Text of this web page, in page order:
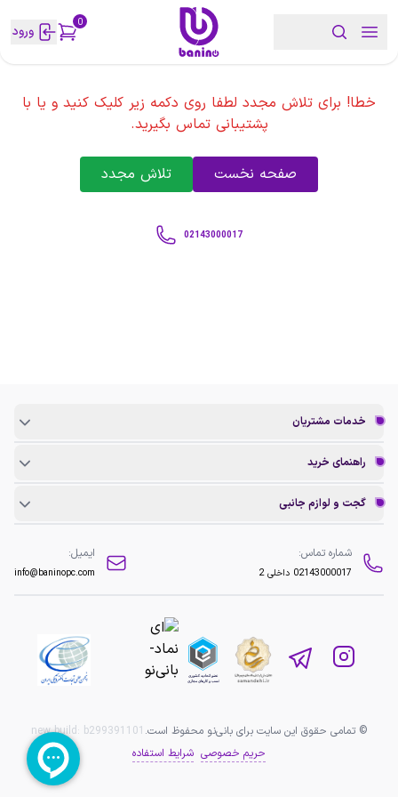
0 ورود
خطا! برای تلاش مجدد لطفا روی دکمه زیر کلیک کنید و یا با
پشتیبانی تماس بگیرید.
صفحه نخست تلاش مجدد
02143000017
خدمات مشتریان
راهنمای خرید
گجت و لوازم جانبی
شماره تماس:
02143000017 داخلی 2
ایمیل:
info@baninopc.com
© تمامی حقوق این سایت برای بانی‌نو محفوظ است. new build: b299391101
حریم خصوصی شرایط استفاده